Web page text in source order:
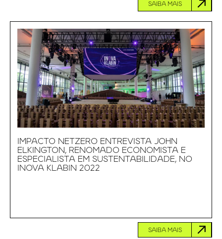
SAIBA MAIS
IMPACTO NETZERO ENTREVISTA JOHN
ELKINGTON, RENOMADO ECONOMISTA E
ESPECIALISTA EM SUSTENTABILIDADE, NO
INOVA KLABIN 2022
SAIBA MAIS